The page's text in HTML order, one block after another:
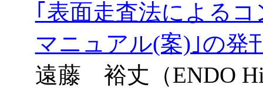
｢表面走査法による
マニュアル(案)｣の発
遠藤 裕丈（ENDO